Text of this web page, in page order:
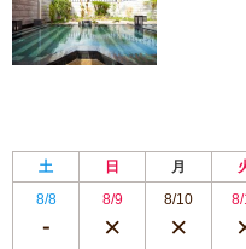
土 日 月
8/8
8/9 8/10 8/